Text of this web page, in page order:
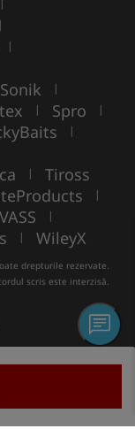
|
|
|
Sonik |
| Spro |
|
| Tiross
|
VASS |
| WileyX
drepturile rezervate.
scris este interzisă.